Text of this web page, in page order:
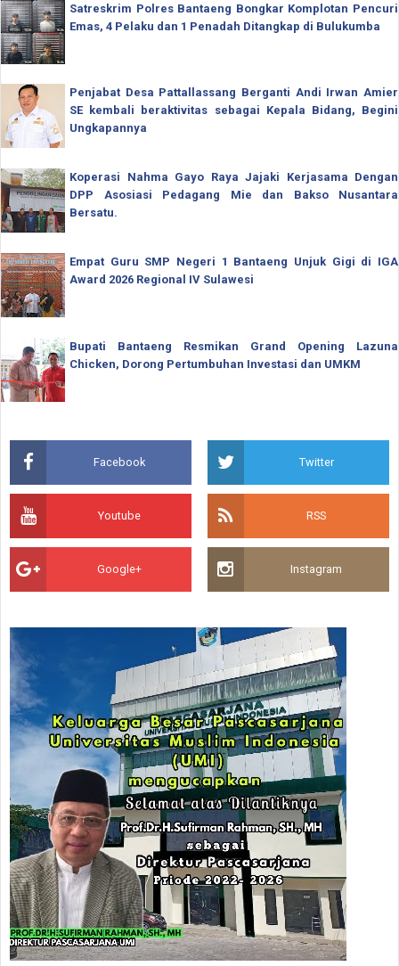
Satreskrim Polres Bantaeng Bongkar Komplotan Pencuri
Emas, 4 Pelaku dan 1 Penadah Ditangkap di Bulukumba
Penjabat Desa Pattallassang Berganti Andi Irwan Amier
SE kembali beraktivitas sebagai Kepala Bidang, Begini
Ungkapannya
Koperasi Nahma Gayo Raya Jajaki Kerjasama Dengan
DPP Asosiasi Pedagang Mie dan Bakso Nusantara
Bersatu.
Empat Guru SMP Negeri 1 Bantaeng Unjuk Gigi di IGA
Award 2026 Regional IV Sulawesi
Bupati Bantaeng Resmikan Grand Opening Lazuna
Chicken, Dorong Pertumbuhan Investasi dan UMKM
Facebook Twitter
Youtube RSS
Google+ Instagram